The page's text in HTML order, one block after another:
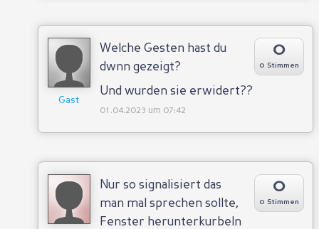
Gast
0
0 Stimmen
Welche Gesten hast du
dwnn gezeigt?
Und wurden sie erwidert??
01.04.2023 um 07:42
0
0 Stimmen
Nur so signalisiert das
man mal sprechen sollte,
Fenster herunterkurbeln